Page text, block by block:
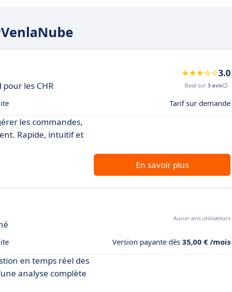
les CHR
3.0
Basé sur 3 avis
Tarif sur demande
les commandes,
Rapide, intuitif et
En savoir plus
Aucun avis utilisateurs
Version payante dès 35,00 € /mois
en temps réel des
analyse complète